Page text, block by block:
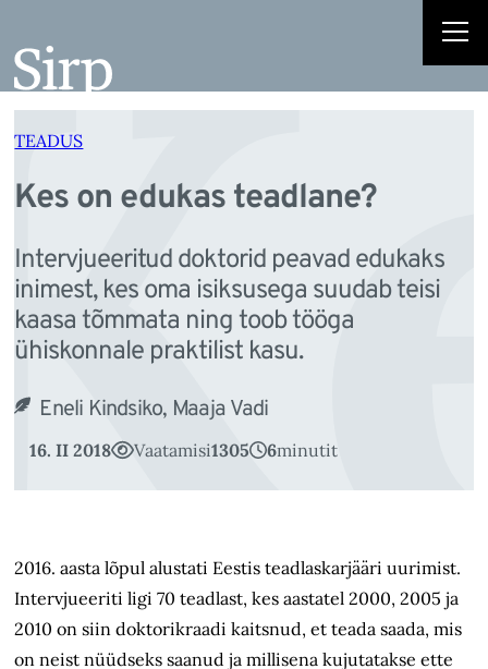
juurde
TEADUS
Kes on edukas teadlane?
Intervjueeritud doktorid peavad edukaks
inimest, kes oma isiksusega suudab teisi
kaasa tõmmata ning toob tööga
ühiskonnale praktilist kasu.
Eneli Kindsiko, Maaja Vadi
16. II 2018 Vaatamisi1305 6minutit
2016. aasta lõpul alustati Eestis teadlaskarjääri uurimist.
Intervjueeriti ligi 70 teadlast, kes aastatel 2000, 2005 ja
2010 on siin doktorikraadi kaitsnud, et teada saada, mis
on neist nüüdseks saanud ja millisena kujutatakse ette